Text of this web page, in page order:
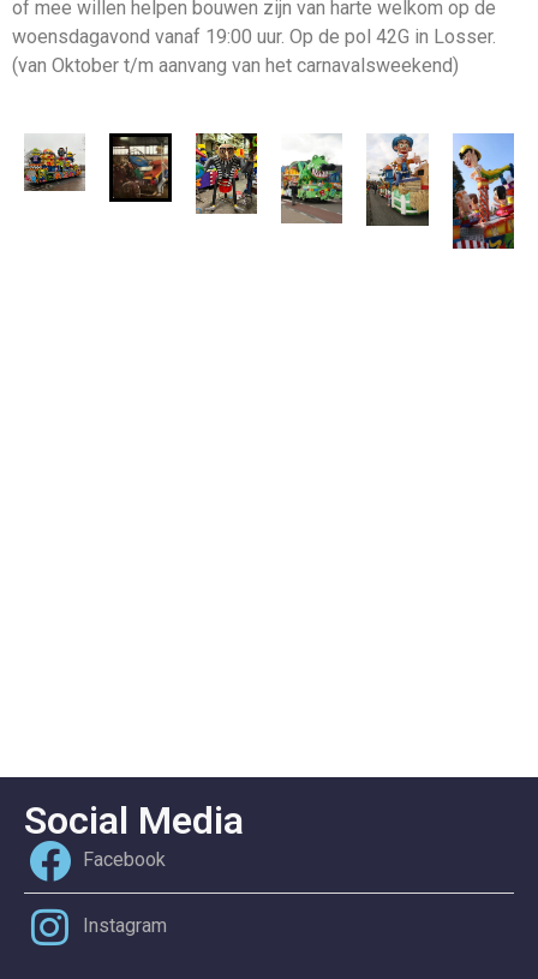
of mee willen helpen bouwen zijn van harte welkom op de
woensdagavond vanaf 19:00 uur. Op de pol 42G in Losser.
(van Oktober t/m aanvang van het carnavalsweekend)
Social Media
Facebook
Instagram